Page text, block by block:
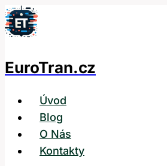
Přeskočit
na
EuroTran.cz
Úvod
Blog
O Nás
Kontakty